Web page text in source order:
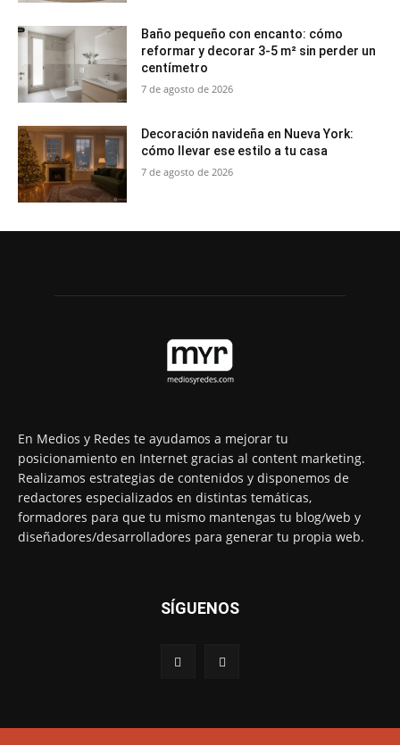
Baño pequeño con encanto: cómo
reformar y decorar 3-5 m² sin perder un
centímetro
7 de agosto de 2026
Decoración navideña en Nueva York:
cómo llevar ese estilo a tu casa
7 de agosto de 2026
En Medios y Redes te ayudamos a mejorar tu
posicionamiento en Internet gracias al content marketing.
Realizamos estrategias de contenidos y disponemos de
redactores especializados en distintas temáticas,
formadores para que tu mismo mantengas tu blog/web y
diseñadores/desarrolladores para generar tu propia web.
SÍGUENOS